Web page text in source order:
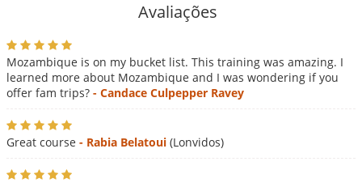
Avaliações
Mozambique is on my bucket list. This training was amazing. I
learned more about Mozambique and I was wondering if you
offer fam trips? - Candace Culpepper Ravey
Great course - Rabia Belatoui (Lonvidos)